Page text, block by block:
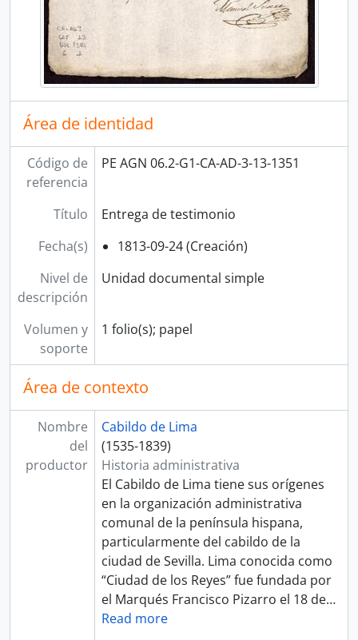
Área de identidad
Código de
referencia
PE AGN 06.2-G1-CA-AD-3-13-1351
Título
Entrega de testimonio
Fecha(s)
1813-09-24 (Creación)
Nivel de
descripción
Unidad documental simple
Volumen y
soporte
1 folio(s); papel
Área de contexto
Nombre
del
productor
Cabildo de Lima
(1535-1839)
Historia administrativa
El Cabildo de Lima tiene sus orígenes
en la organización administrativa
comunal de la península hispana,
particularmente del cabildo de la
ciudad de Sevilla. Lima conocida como
“Ciudad de los Reyes” fue fundada por
el Marqués Francisco Pizarro el 18 de…
Read more